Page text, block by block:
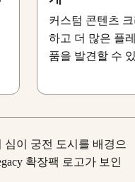
커스텀 콘텐츠
하고 더 많은 플
품을 발견할 수